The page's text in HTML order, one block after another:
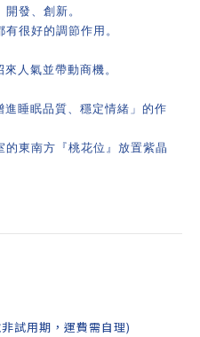
發、創新。
很好的調節作用。
人氣並帶動商機。
睡眠品質、穩定情緒」的作
東南方『桃花位』放置紫晶
試用期，運費需自理)